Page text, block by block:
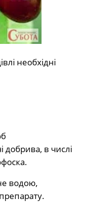
необхідні
добрива, в числі
водою,